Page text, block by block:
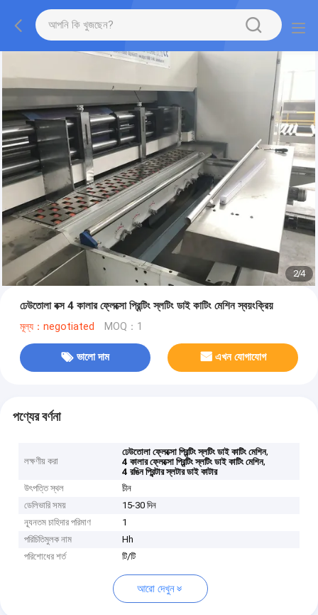
2/4
ঢেউতোলা বক্স 4 কালার ফ্লেক্সো প্রিন্টিং স্লটিং ডাই কাটিং মেশিন স্বয়ংক্রিয়
মূল্য：negotiated MOQ：1
ভালো দাম এখন যোগাযোগ
পণ্যের বর্ণনা
লক্ষণীয় করা
ঢেউতোলা ফ্লেক্সো প্রিন্টিং স্লটিং ডাই কাটিং মেশিন,
4 কালার ফ্লেক্সো প্রিন্টিং স্লটিং ডাই কাটিং মেশিন,
4 রঙিন প্রিন্টার স্লটার ডাই কাটার
উৎপত্তি স্থল
চীন
ডেলিভারি সময়
15-30 দিন
ন্যূনতম চাহিদার পরিমাণ
1
পরিচিতিমুলক নাম
Hh
পরিশোধের শর্ত
টি/টি
আরো দেখুন